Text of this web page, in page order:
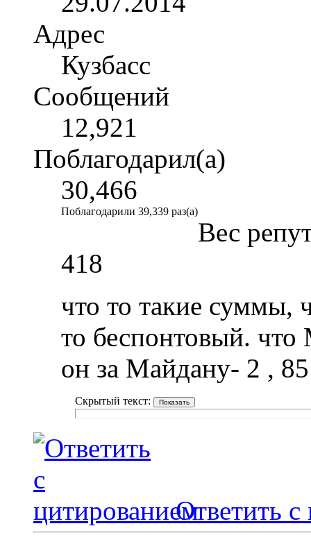
Адрес
Кузбасс
Сообщений
12,921
Поблагодарил(а)
30,466
Поблагодарили 39,339 раз(а)
Вес
418
что то такие суммы,
то беспонтовый.
он за Майдану- 2 ,
Скрытый текст:
Ответить с